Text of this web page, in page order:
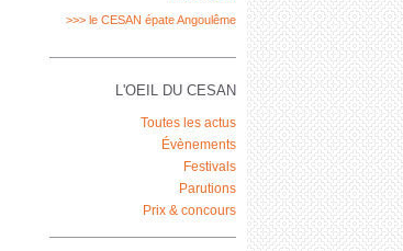
>>> le CESAN épate Angoulême
L'OEIL DU CESAN
Toutes les actus
Évènements
Festivals
Parutions
Prix & concours